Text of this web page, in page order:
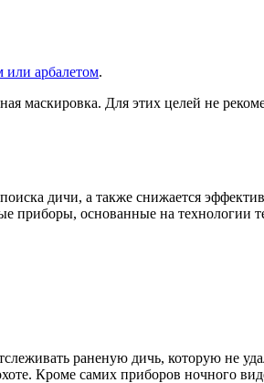
или арбалетом.
маскировка. Для этих целей не
дичи, а также снижается
приборы, основанные на технологии
раненую дичь, которую не
Кроме самих приборов ночного